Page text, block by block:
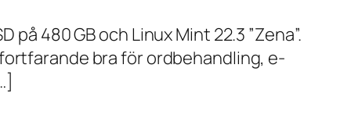
480 GB och Linux Mint 22.3 ”Zena”.
bra för ordbehandling, e-